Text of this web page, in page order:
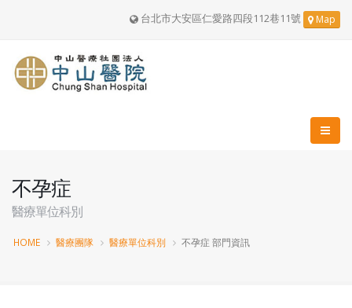
台北市大安區仁愛路四段112巷11號 Map
不孕症
醫療單位科別
HOME 醫療團隊 醫療單位科別 不孕症 部門資訊